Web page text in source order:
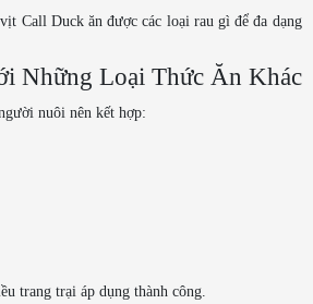
Call Duck ăn được các loại rau gì để đa dạng
Những Loại Thức Ăn Khác
nuôi nên kết hợp:
trang trại áp dụng thành công.